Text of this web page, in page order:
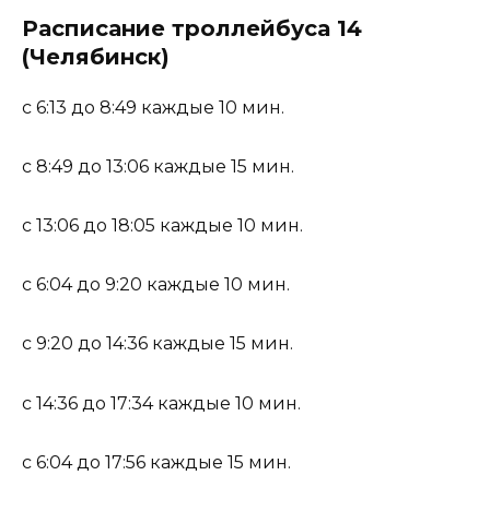
Расписание троллейбуса 14
(Челябинск)
с 6:13 до 8:49 каждые 10 мин.
с 8:49 до 13:06 каждые 15 мин.
с 13:06 до 18:05 каждые 10 мин.
с 6:04 до 9:20 каждые 10 мин.
с 9:20 до 14:36 каждые 15 мин.
с 14:36 до 17:34 каждые 10 мин.
с 6:04 до 17:56 каждые 15 мин.